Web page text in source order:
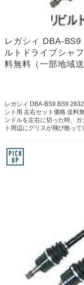
レガシィ DBA-
ルトドライブシャ
料無料（一部地域
レガシィ DBA-BS9 BS9
ント用 左右セット価格 送料
ンドルを左右に切った時、
ト周辺にグリスが飛び散って